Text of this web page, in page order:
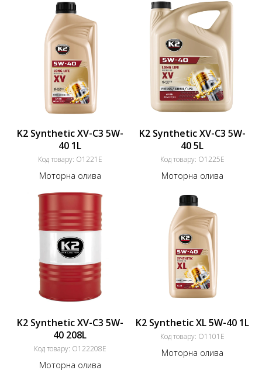
K2 Synthetic XV-C3 5W-
40 1L
Код товару: O1221E
Моторна олива
K2 Synthetic XV-C3 5W-
40 5L
Код товару: O1225E
Моторна олива
K2 Synthetic XV-C3 5W-
40 208L
Код товару: O122208E
Моторна олива
K2 Synthetic XL 5W-40 1L
Код товару: O1101E
Моторна олива